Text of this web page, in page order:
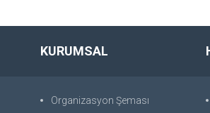
KURUMSAL
Organizasyon Şeması